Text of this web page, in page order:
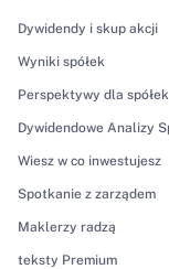
Dywidendy i skup akcji
Wyniki spółek
Perspektywy dla spółek
Dywidendowe Analizy
Wiesz w co inwestujesz
Spotkanie z zarządem
Maklerzy radzą
teksty Premium